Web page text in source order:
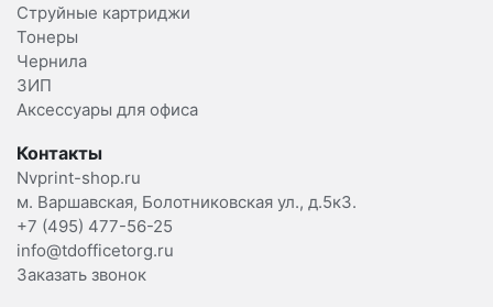
Струйные картриджи
Тонеры
Чернила
ЗИП
Аксессуары для офиса
Контакты
Nvprint-shop.ru
м. Варшавская, Болотниковская ул., д.5к3.
+7 (495) 477-56-25
info@tdofficetorg.ru
Заказать звонок